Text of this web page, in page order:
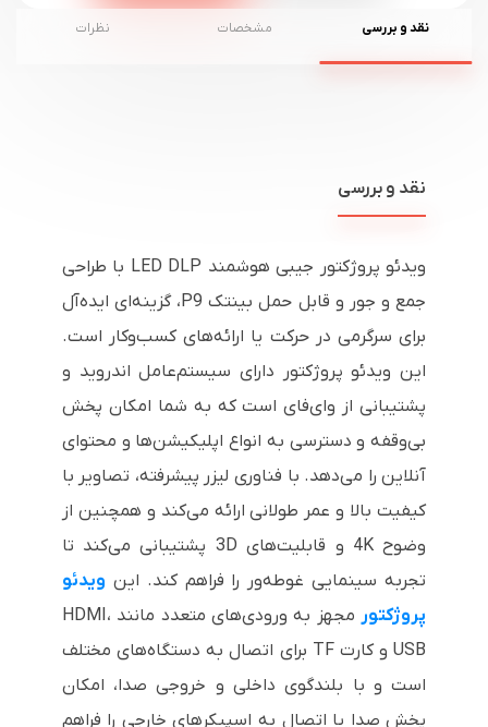
نقد و بررسی مشخصات نظرات
نقد و بررسی
ویدئو پروژکتور جیبی هوشمند LED DLP با طراحی
جمع و جور و قابل حمل بینتک P9، گزینه‌ای ایده‌آل
برای سرگرمی در حرکت یا ارائه‌های کسب‌وکار است.
این ویدئو پروژکتور دارای سیستم‌عامل اندروید و
پشتیبانی از وای‌فای است که به شما امکان پخش
بی‌وقفه و دسترسی به انواع اپلیکیشن‌ها و محتوای
آنلاین را می‌دهد. با فناوری لیزر پیشرفته، تصاویر با
کیفیت بالا و عمر طولانی ارائه می‌کند و همچنین از
وضوح 4K و قابلیت‌های 3D پشتیبانی می‌کند تا
تجربه سینمایی غوطه‌ور را فراهم کند. این ویدئو
پروژکتور
مجهز به ورودی‌های متعدد مانند HDMI،
USB و کارت TF برای اتصال به دستگاه‌های مختلف
است و با بلندگوی داخلی و خروجی صدا، امکان
پخش صدا یا اتصال به اسپیکرهای خارجی را فراهم